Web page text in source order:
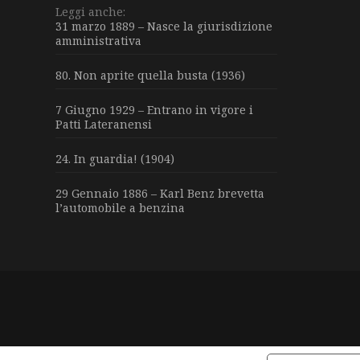
Leggi anche:
31 marzo 1889 – Nasce la giurisdizione
amministrativa
80. Non aprite quella busta (1936)
7 Giugno 1929 – Entrano in vigore i
Patti Lateranensi
24. In guardia! (1904)
29 Gennaio 1886 – Karl Benz brevetta
l’automobile a benzina